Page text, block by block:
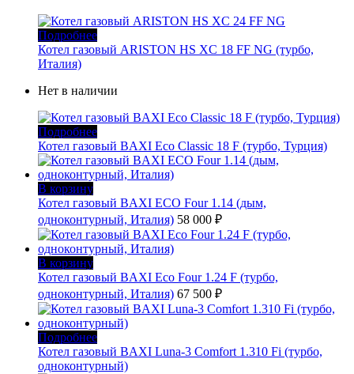
Подробнее
Котел газовый ARISTON HS XC 18 FF NG (турбо,
Италия)
Нет в наличии
Подробнее
Котел газовый BAXI Eco Classic 18 F (турбо, Турция)
В корзину
Котел газовый BAXI ECO Four 1.14 (дым,
одноконтурный, Италия) 58 000 ₽
В корзину
Котел газовый BAXI Eco Four 1.24 F (турбо,
одноконтурный, Италия) 67 500 ₽
Подробнее
Котел газовый BAXI Luna-3 Comfort 1.310 Fi (турбо,
одноконтурный)